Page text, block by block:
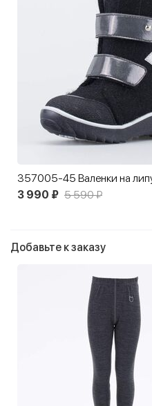
3 990 ₽ 5 590 ₽
Добавьте к заказу